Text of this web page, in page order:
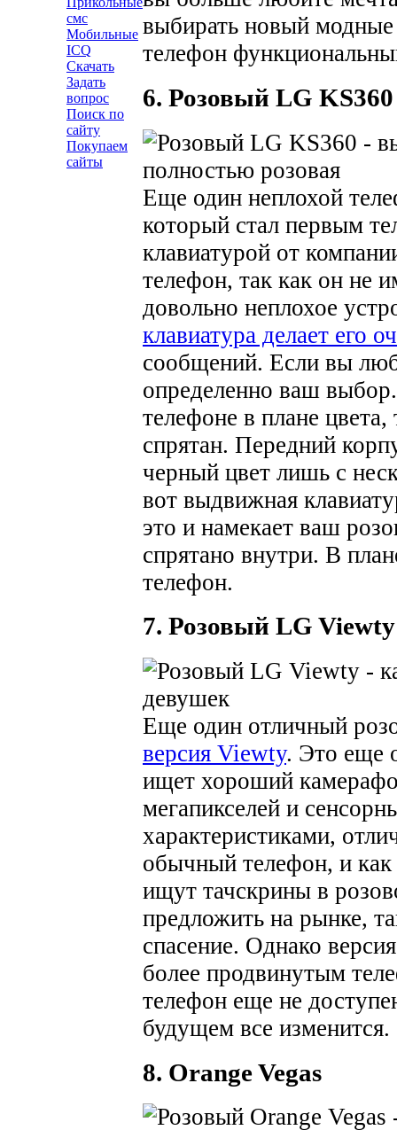
смс
Мобильные
ICQ
Скачать
Задать
вопрос
Поиск по
сайту
Покупаем
сайты
выбирать новый
телефон
6. Розовый LG KS360
Еще один неплохой
который стал первым
клавиатурой от
телефон, так как он не
довольно неплохое
клавиатура делает его
сообщений. Если вы
определенно ваш
телефоне в плане
спрятан. Передний
черный цвет лишь с
вот выдвижная
это и намекает ваш
спрятано внутри. В
телефон.
7. Розовый LG Viewty
Еще один отличный
версия Viewty. Это еще
ищет хороший
мегапикселей и
характеристиками,
обычный телефон, и
ищут тачскрины в
предложить на рынке,
спасение. Однако
более продвинутым
телефон еще не
будущем все изменится.
8. Orange Vegas